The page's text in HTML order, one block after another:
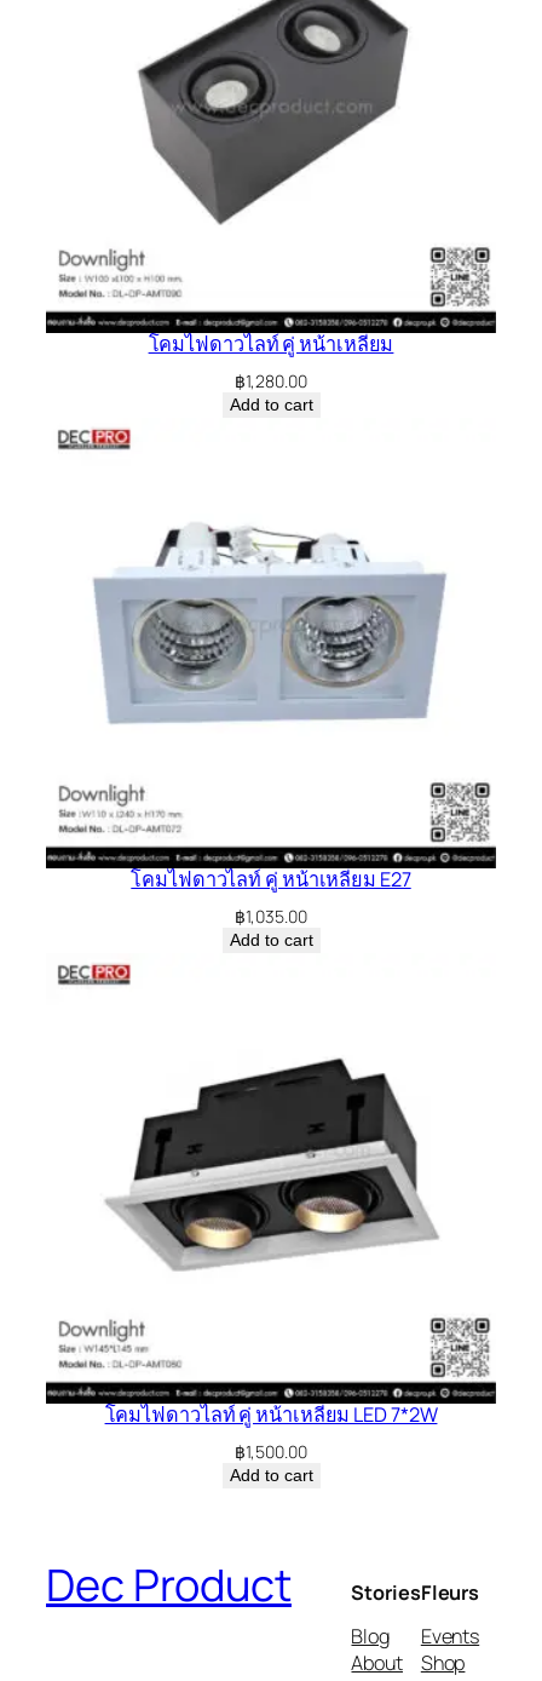
โคมไฟดาวไลท์ คู่ หน้าเหลี่ยม
฿1,280.00
Add to cart
โคมไฟดาวไลท์ คู่ หน้าเหลี่ยม E27
฿1,035.00
Add to cart
โคมไฟดาวไลท์ คู่ หน้าเหลี่ยม LED 7*2W
฿1,500.00
Add to cart
Dec Product
Stories
Blog
About
Fleurs
Events
Shop